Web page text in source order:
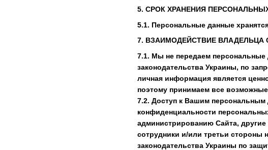
5. СРОК ХРАНЕНИЯ
5.1. Персональные данные
7. ВЗАИМОДЕЙСТВИЕ
7.1. Мы не передаем персональные
законодательства Украины, по
личная информация является
поэтому принимаем все
7.2. Доступ к Вашим персональным
конфиденциальности
администрированию Сайта,
сотрудники и/или третьи стороны
законодательства Украины по